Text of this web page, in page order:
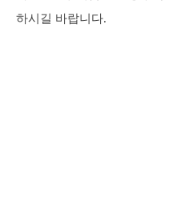
하시길 바랍니다.